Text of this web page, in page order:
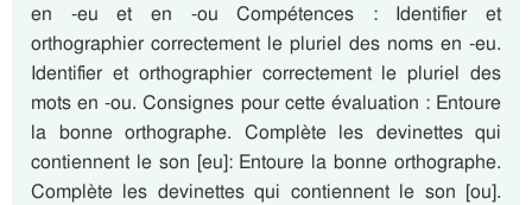
en -eu et en -ou Compétences : Identifier et
orthographier correctement le pluriel des noms en -eu.
Identifier et orthographier correctement le pluriel des
mots en -ou. Consignes pour cette évaluation : Entoure
la bonne orthographe. Complète les devinettes qui
contiennent le son [eu]: Entoure la bonne orthographe.
Complète les devinettes qui contiennent le son [ou].